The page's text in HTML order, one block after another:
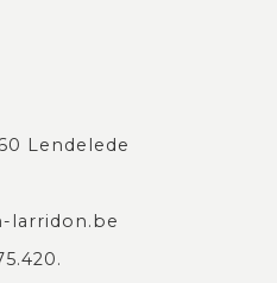
Lendelede
larridon.be